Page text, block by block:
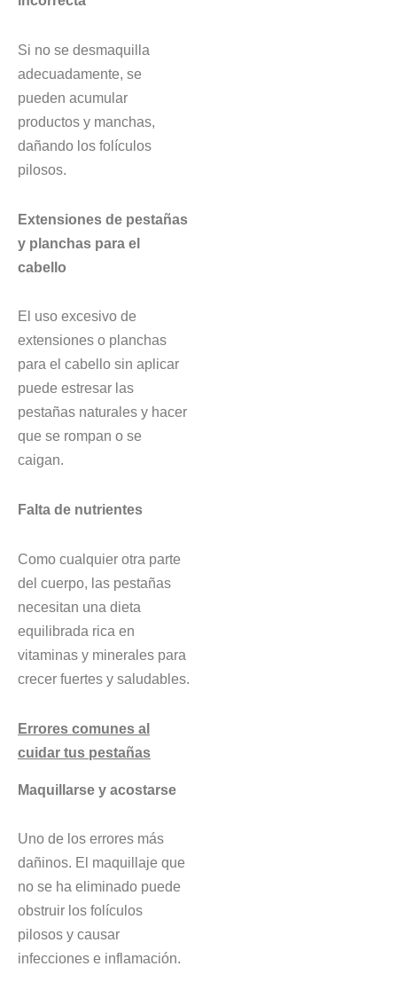
Si no se desmaquilla
adecuadamente, se
pueden acumular
productos y manchas,
dañando los folículos
pilosos.
Extensiones de pestañas
y planchas para el
cabello
El uso excesivo de
extensiones o planchas
para el cabello sin aplicar
puede estresar las
pestañas naturales y hacer
que se rompan o se
caigan.
Falta de nutrientes
Como cualquier otra parte
del cuerpo, las pestañas
necesitan una dieta
equilibrada rica en
vitaminas y minerales para
crecer fuertes y saludables.
Errores comunes al
cuidar tus pestañas
Maquillarse y acostarse
Uno de los errores más
dañinos. El maquillaje que
no se ha eliminado puede
obstruir los folículos
pilosos y causar
infecciones e inflamación.